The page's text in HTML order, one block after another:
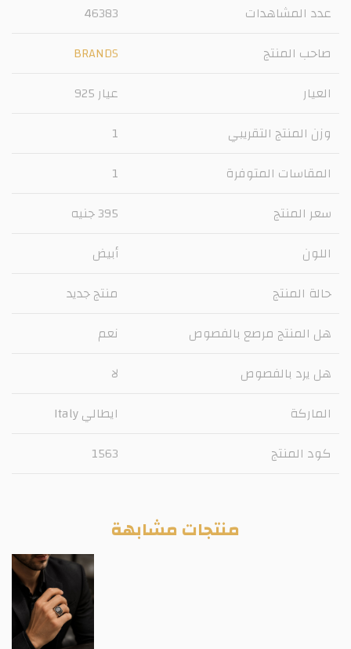
عدد المشاهدات
46383
صاحب المنتج
BRANDS
العيار
عيار 925
وزن المنتج التقريبي
1
المقاسات المتوفرة
1
سعر المنتج
395 جنيه
اللون
أبيض
حالة المنتج
منتج جديد
هل المنتج مرصع بالفصوص
نعم
هل يرد بالفصوص
لا
الماركة
ايطالي Italy
كود المنتج
1563
منتجات مشابهة